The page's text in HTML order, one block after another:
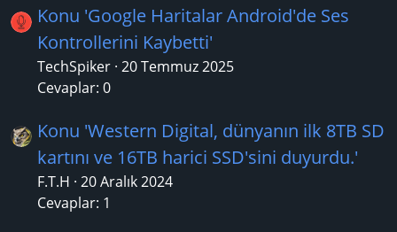
Konu 'Google Haritalar Android'de Ses
Kontrollerini Kaybetti'
TechSpiker 20 Temmuz 2025
Cevaplar: 0
Konu 'Western Digital, dünyanın ilk 8TB SD
kartını ve 16TB harici SSD'sini duyurdu.'
F.T.H 20 Aralık 2024
Cevaplar: 1